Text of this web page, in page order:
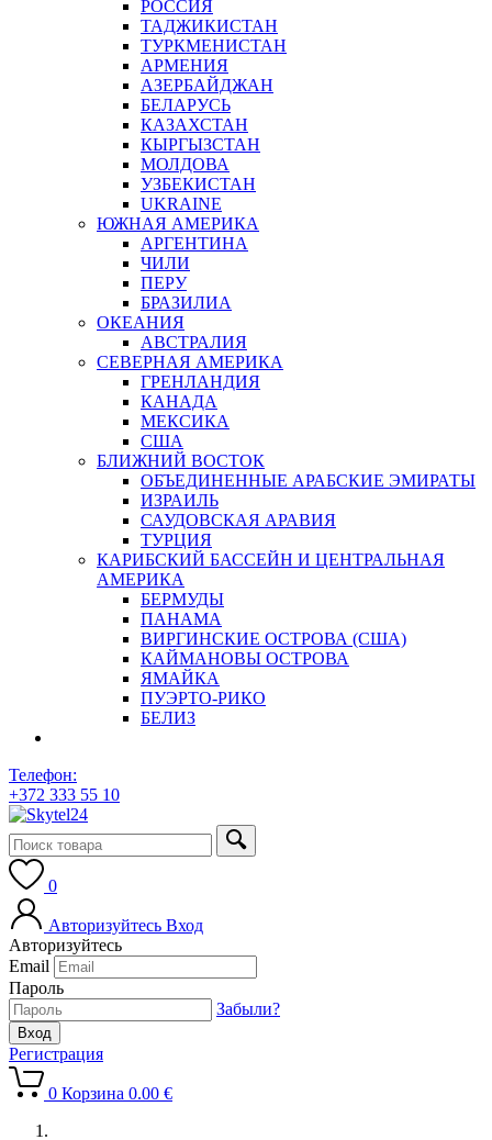
РОССИЯ
ТАДЖИКИСТАН
ТУРКМЕНИСТАН
АРМЕНИЯ
АЗЕРБАЙДЖАН
БЕЛАРУСЬ
КАЗАХСТАН
КЫРГЫЗСТАН
МОЛДОВА
УЗБЕКИСТАН
UKRAINE
ЮЖНАЯ АМЕРИКА
АРГЕНТИНА
ЧИЛИ
ПЕРУ
БРАЗИЛИА
ОКЕАНИЯ
АВСТРАЛИЯ
СЕВЕРНАЯ АМЕРИКА
ГРЕНЛАНДИЯ
КАНАДА
МЕКСИКА
США
БЛИЖНИЙ ВОСТОК
ОБЪЕДИНЕННЫЕ АРАБСКИЕ ЭМИРАТЫ
ИЗРАИЛЬ
САУДОВСКАЯ АРАВИЯ
ТУРЦИЯ
КАРИБСКИЙ БАССЕЙН И ЦЕНТРАЛЬНАЯ
АМЕРИКА
БЕРМУДЫ
ПАНАМА
ВИРГИНСКИЕ ОСТРОВА (США)
КАЙМАНОВЫ ОСТРОВА
ЯМАЙКА
ПУЭРТО-РИКО
БЕЛИЗ
Телефон:
+372 333 55 10
0
Авторизуйтесь Вход
Авторизуйтесь
Email
Пароль
Забыли?
Регистрация
0 Корзина 0.00 €